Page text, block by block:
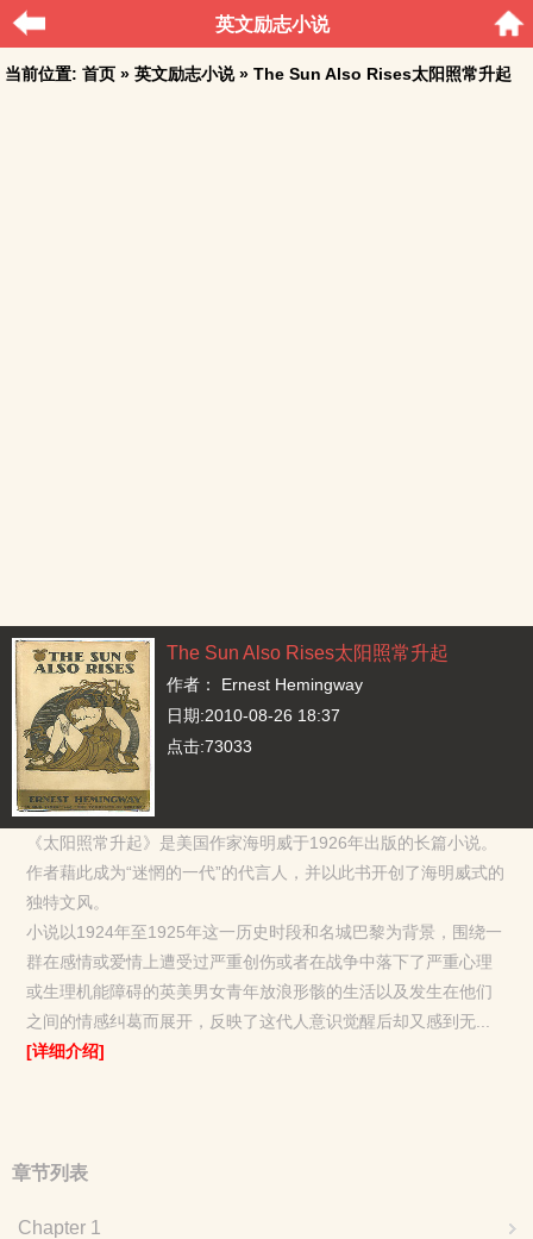
英文励志小说
当前位置: 首页 » 英文励志小说» The Sun Also Rises太阳照常升起
The Sun Also Rises太阳照常升起
作者： Ernest Hemingway
日期:2010-08-26 18:37
点击:73033
《太阳照常升起》是美国作家海明威于1926年出版的长篇小说。
作者藉此成为“迷惘的一代”的代言人，并以此书开创了海明威式的
独特文风。
小说以1924年至1925年这一历史时段和名城巴黎为背景，围绕一
群在感情或爱情上遭受过严重创伤或者在战争中落下了严重心理
或生理机能障碍的英美男女青年放浪形骸的生活以及发生在他们
之间的情感纠葛而展开，反映了这代人意识觉醒后却又感到无...
[详细介绍]
章节列表
Chapter 1